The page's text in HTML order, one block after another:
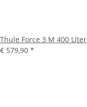
Thule Force 3 M 400 Liter
€ 579,90 *